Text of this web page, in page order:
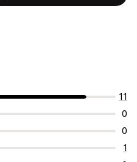
11
0
0
1